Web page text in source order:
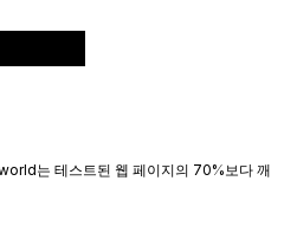
는 테스트된 웹 페이지의 70%보다 깨